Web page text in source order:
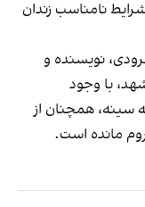
نامناسب زندان
نویسنده و
با وجود
سینه، همچنان از
مانده است.